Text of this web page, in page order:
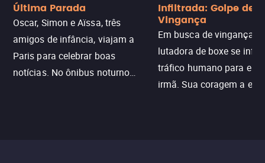
Última Parada
Oscar, Simon e Aïssa, três
amigos de infância, viajam a
Paris para celebrar boas
notícias. No ônibus noturno
Infiltrada: Golpe de
Vingança
Em busca de vingança,
lutadora de boxe se
tráfico humano para
irmã. Sua coragem a